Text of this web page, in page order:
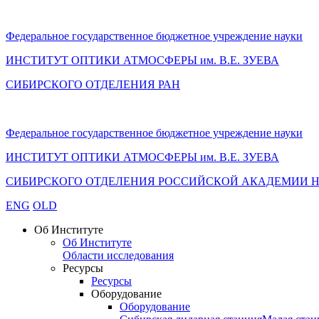
Федеральное государственное бюджетное учреждение науки
ИНСТИТУТ ОПТИКИ АТМОСФЕРЫ им. В.Е. ЗУЕВА
СИБИРСКОГО ОТДЕЛЕНИЯ РАН
Федеральное государственное бюджетное учреждение науки
ИНСТИТУТ ОПТИКИ АТМОСФЕРЫ им. В.Е. ЗУЕВА
СИБИРСКОГО ОТДЕЛЕНИЯ РОССИЙСКОЙ АКАДЕМИИ
ENG OLD
Об Институте
Об Институте
Области исследования
Ресурсы
Ресурсы
Оборудование
Оборудование